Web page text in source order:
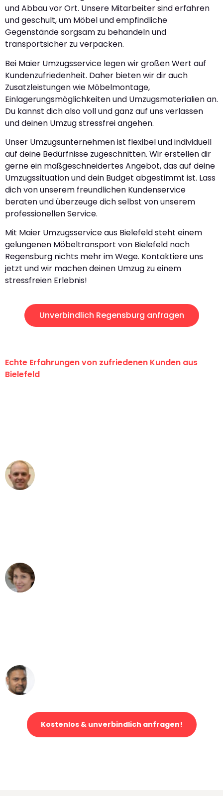
und Abbau vor Ort. Unsere Mitarbeiter sind erfahren
und geschult, um Möbel und empfindliche
Gegenstände sorgsam zu behandeln und
transportsicher zu verpacken.
Bei Maier Umzugsservice legen wir großen Wert auf
Kundenzufriedenheit. Daher bieten wir dir auch
Zusatzleistungen wie Möbelmontage,
Einlagerungsmöglichkeiten und Umzugsmaterialien an.
Du kannst dich also voll und ganz auf uns verlassen
und deinen Umzug stressfrei angehen.
Unser Umzugsunternehmen ist flexibel und individuell
auf deine Bedürfnisse zugeschnitten. Wir erstellen dir
gerne ein maßgeschneidertes Angebot, das auf deine
Umzugssituation und dein Budget abgestimmt ist. Lass
dich von unserem freundlichen Kundenservice
beraten und überzeuge dich selbst von unserem
professionellen Service.
Mit Maier Umzugsservice aus Bielefeld steht einem
gelungenen Möbeltransport von Bielefeld nach
Regensburg nichts mehr im Wege. Kontaktiere uns
jetzt und wir machen deinen Umzug zu einem
stressfreien Erlebnis!
Unverbindlich Regensburg anfragen
Echte Erfahrungen von zufriedenen Kunden aus
Bielefeld
Kostenlos & unverbindlich anfragen!